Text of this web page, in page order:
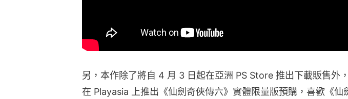
另，本作除了將自 4 月 3 日起在亞洲 PS Store 推出下載販售外
在 Playasia 上推出《仙劍奇俠傳六》實體限量版預購，喜歡《仙